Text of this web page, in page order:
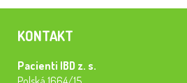
KONTAKT
Pacienti IBD z. s.